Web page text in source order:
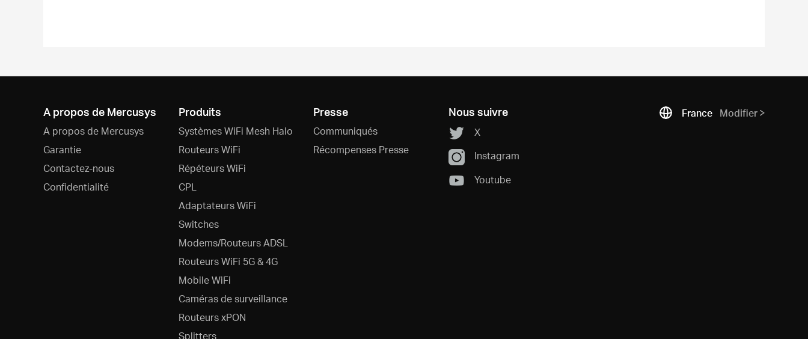
A propos de Mercusys
A propos de Mercusys
Garantie
Contactez-nous
Confidentialité
Produits
Systèmes WiFi Mesh Halo
Routeurs WiFi
Répéteurs WiFi
CPL
Adaptateurs WiFi
Switches
Modems/Routeurs ADSL
Routeurs WiFi 5G & 4G
Mobile WiFi
Caméras de surveillance
Routeurs xPON
Splitters
Presse
Communiqués
Récompenses Presse
Nous suivre
X
Instagram
Youtube
France Modifier